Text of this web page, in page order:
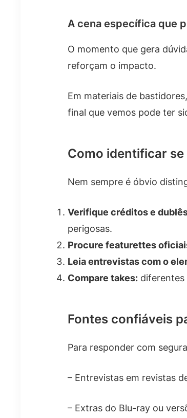
A cena específica que
O momento que gera
reforçam o impacto.
Em materiais de
final que vemos pode ter
Como identificar
Nem sempre é óbvio
Verifique créditos e
perigosas.
Procure featurettes
Leia entrevistas com o
Compare takes: diferentes
Fontes confiáveis
Para responder com
– Entrevistas em revistas
– Extras do Blu-ray ou